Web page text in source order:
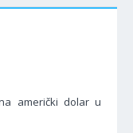
američki dolar u